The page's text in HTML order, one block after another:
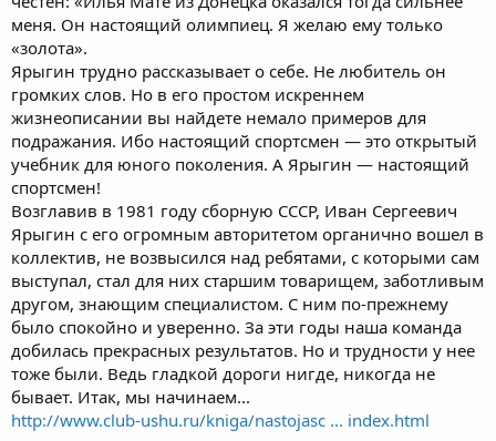
меня. Он настоящий олимпиец. Я желаю ему только
«золота».
Ярыгин трудно рассказывает о себе. Не любитель он
громких слов. Но в его простом искреннем
жизнеописании вы найдете немало примеров для
подражания. Ибо настоящий спортсмен — это открытый
учебник для юного поколения. А Ярыгин — настоящий
спортсмен!
Возглавив в 1981 году сборную СССР, Иван Сергеевич
Ярыгин с его огромным авторитетом органично вошел в
коллектив, не возвысился над ребятами, с которыми сам
выступал, стал для них старшим товарищем, заботливым
другом, знающим специалистом. С ним по-прежнему
было спокойно и уверенно. За эти годы наша команда
добилась прекрасных результатов. Но и трудности у нее
тоже были. Ведь гладкой дороги нигде, никогда не
бывает. Итак, мы начинаем...
http://www.club-ushu.ru/kniga/nastojasc ... index.html